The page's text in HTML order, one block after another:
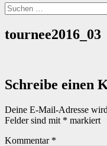
nach:
tournee2016_03
Schreibe einen
Deine E-Mail-Adresse
Felder sind mit * markiert
Kommentar *